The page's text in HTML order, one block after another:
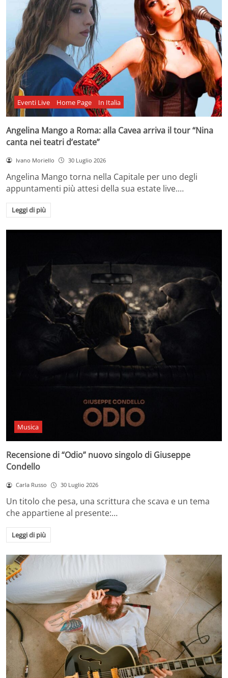
Eventi Live Home Page In Italia
Angelina Mango a Roma: alla Cavea arriva il tour “Nina
canta nei teatri d’estate”
Ivano Moriello 30 Luglio 2026
Angelina Mango torna nella Capitale per uno degli
appuntamenti più attesi della sua estate live.…
Leggi di più
Musica
Recensione di “Odio” nuovo singolo di Giuseppe
Condello
Carla Russo 30 Luglio 2026
Un titolo che pesa, una scrittura che scava e un tema
che appartiene al presente:…
Leggi di più